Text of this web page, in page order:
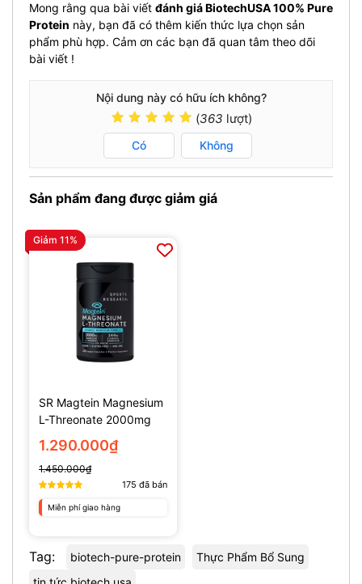
Mong rằng qua bài viết đánh giá BiotechUSA 100% Pure
Protein này, bạn đã có thêm kiến thức lựa chọn sản
phẩm phù hợp. Cảm ơn các bạn đã quan tâm theo dõi
bài viết !
Nội dung này có hữu ích không?
(363 lượt)
Có Không
Sản phẩm đang được giảm giá
Giảm 11%
SR Magtein Magnesium
L-Threonate 2000mg
(135 Viên)
1.290.000₫
1.450.000₫
175 đã bán
Miễn phí giao hàng
Tag: biotech-pure-protein
Thực Phẩm Bổ Sung